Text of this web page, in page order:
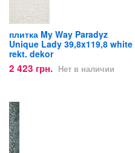
плитка My Way Paradyz
Unique Lady 39,8x119,8 white
rekt. dekor
2 423 грн. Нет в наличии